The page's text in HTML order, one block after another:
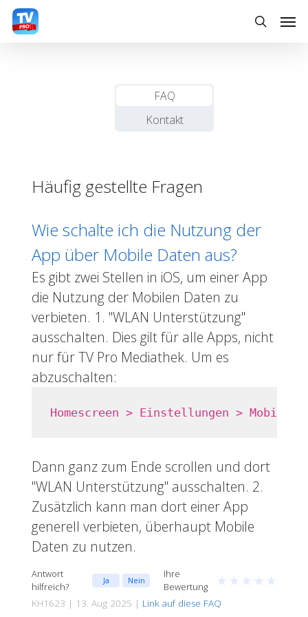
Skip
search
FAQ
Kontakt
Häufig gestellte Fragen
Wie schalte ich die Nutzung der
App über Mobile Daten aus?
Es gibt zwei Stellen in iOS, um einer App
die Nutzung der Mobilen Daten zu
verbieten. 1. "WLAN Unterstützung"
ausschalten. Dies gilt für alle Apps, nicht
nur für TV Pro Mediathek. Um es
abzuschalten:
Homescreen > Einstellungen > Mobiles
Dann ganz zum Ende scrollen und dort
"WLAN Unterstützung" ausschalten. 2.
Zusätzlich kann man dort einer App
generell verbieten, überhaupt Mobile
Daten zu nutzen.
Antwort
hilfreich?
Ja Nein
Ihre
Bewertung
★ ★ ★ ★ ★
KH1623 | 13. Aug 2025 | Link auf diese FAQ